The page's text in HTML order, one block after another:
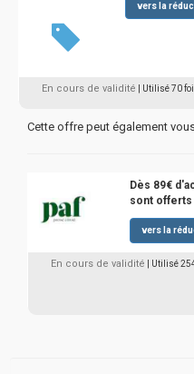
vers la
En cours de validité | Utilisé 70
Cette offre peut également
Dès 89€
sont offerts
vers la
En cours de validité | Utilisé